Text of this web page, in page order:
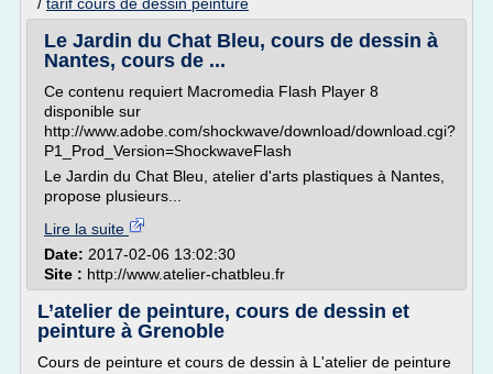
Le Jardin du Chat Bleu, cours de dessin à
Nantes, cours de ...
Ce contenu requiert Macromedia Flash Player 8
disponible sur
http://www.adobe.com/shockwave/download/download.cgi?
P1_Prod_Version=ShockwaveFlash
Le Jardin du Chat Bleu, atelier d'arts plastiques à Nantes,
propose plusieurs...
Lire la suite
Date: 2017-02-06 13:02:30
Site : http://www.atelier-chatbleu.fr
L’atelier de peinture, cours de dessin et
peinture à Grenoble
Cours de peinture et cours de dessin à L'atelier de peinture